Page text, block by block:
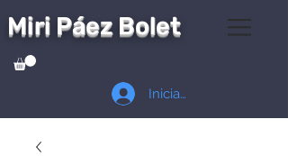
Miri Páez Bolet
Iniciar sesión